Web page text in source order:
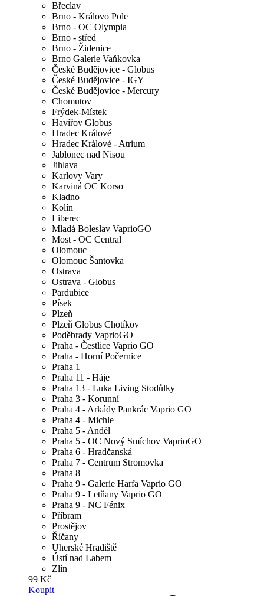
Břeclav
Brno - Královo Pole
Brno - OC Olympia
Brno - střed
Brno - Židenice
Brno Galerie Vaňkovka
České Budějovice - Globus
České Budějovice - IGY
České Budějovice - Mercury
Chomutov
Frýdek-Místek
Havířov Globus
Hradec Králové
Hradec Králové - Atrium
Jablonec nad Nisou
Jihlava
Karlovy Vary
Karviná OC Korso
Kladno
Kolín
Liberec
Mladá Boleslav VaprioGO
Most - OC Central
Olomouc
Olomouc Šantovka
Ostrava
Ostrava - Globus
Pardubice
Písek
Plzeň
Plzeň Globus Chotíkov
Poděbrady VaprioGO
Praha - Čestlice Vaprio GO
Praha - Horní Počernice
Praha 1
Praha 11 - Háje
Praha 13 - Luka Living Stodůlky
Praha 3 - Korunní
Praha 4 - Arkády Pankrác Vaprio GO
Praha 4 - Michle
Praha 5 - Anděl
Praha 5 - OC Nový Smíchov VaprioGO
Praha 6 - Hradčanská
Praha 7 - Centrum Stromovka
Praha 8
Praha 9 - Galerie Harfa Vaprio GO
Praha 9 - Letňany Vaprio GO
Praha 9 - NC Fénix
Příbram
Prostějov
Říčany
Uherské Hradiště
Ústí nad Labem
Zlín
99 Kč
Koupit